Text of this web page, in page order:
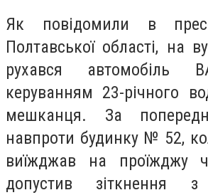
Як повідомили в
Полтавської області, на
рухався автомобіль
керуванням 23-річного
мешканця. За
навпроти будинку № 52,
виїжджав на проїжджу
допустив зіткнення